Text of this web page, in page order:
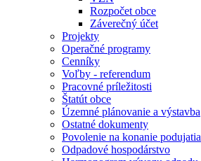
Rozpočet obce
Záverečný účet
Projekty
Operačné programy
Cenníky
Voľby - referendum
Pracovné príležitosti
Štatút obce
Územné plánovanie a výstavba
Ostatné dokumenty
Povolenie na konanie podujatia
Odpadové hospodárstvo